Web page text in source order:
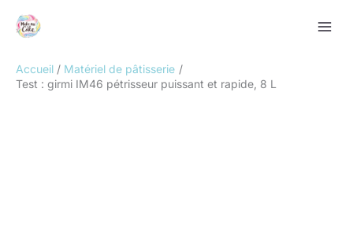
Accueil
Matériel de pâtisserie
Test : girmi IM46 pétrisseur puissant et rapide, 8 L